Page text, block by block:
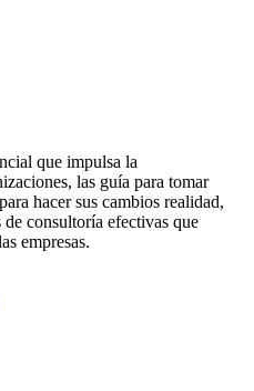
que impulsa la
las guía para tomar
hacer sus cambios realidad,
de consultoría efectivas que
empresas.